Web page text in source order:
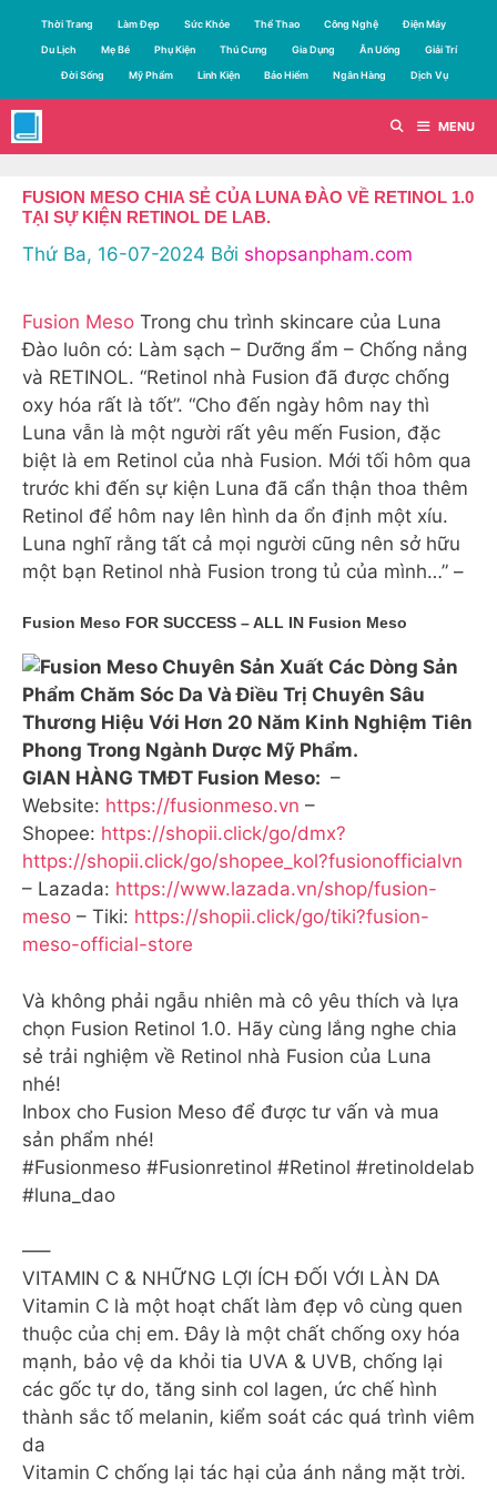
dung
Thời Trang Làm Đẹp Sức Khỏe Thể Thao Công Nghệ Điện Máy
Du Lịch Mẹ Bé Phụ Kiện Thú Cưng Gia Dụng Ăn Uống Giải Trí
Đời Sống Mỹ Phẩm Linh Kiện Bảo Hiểm Ngân Hàng Dịch Vụ
MENU
FUSION MESO CHIA SẺ CỦA LUNA ĐÀO VỀ RETINOL 1.0
TẠI SỰ KIỆN RETINOL DE LAB.
Thứ Ba, 16-07-2024 Bởi shopsanpham.com
Fusion Meso Trong chu trình skincare của Luna
Đào luôn có: Làm sạch – Dưỡng ẩm – Chống nắng
và RETINOL. “Retinol nhà Fusion đã được chống
oxy hóa rất là tốt”. “Cho đến ngày hôm nay thì
Luna vẫn là một người rất yêu mến Fusion, đặc
biệt là em Retinol của nhà Fusion. Mới tối hôm qua
trước khi đến sự kiện Luna đã cẩn thận thoa thêm
Retinol để hôm nay lên hình da ổn định một xíu.
Luna nghĩ rằng tất cả mọi người cũng nên sở hữu
một bạn Retinol nhà Fusion trong tủ của mình…” –
Fusion Meso FOR SUCCESS – ALL IN Fusion Meso
GIAN HÀNG TMĐT Fusion Meso: –
Website: https://fusionmeso.vn –
Shopee: https://shopii.click/go/dmx?
https://shopii.click/go/shopee_kol?fusionofficialvn
– Lazada: https://www.lazada.vn/shop/fusion-
meso – Tiki: https://shopii.click/go/tiki?fusion-
meso-official-store
Và không phải ngẫu nhiên mà cô yêu thích và lựa
chọn Fusion Retinol 1.0. Hãy cùng lắng nghe chia
sẻ trải nghiệm về Retinol nhà Fusion của Luna
nhé!
Inbox cho Fusion Meso để được tư vấn và mua
sản phẩm nhé!
#Fusionmeso #Fusionretinol #Retinol #retinoldelab
#luna_dao
—–
VITAMIN C & NHỮNG LỢI ÍCH ĐỐI VỚI LÀN DA
Vitamin C là một hoạt chất làm đẹp vô cùng quen
thuộc của chị em. Đây là một chất chống oxy hóa
mạnh, bảo vệ da khỏi tia UVA & UVB, chống lại
các gốc tự do, tăng sinh col lagen, ức chế hình
thành sắc tố melanin, kiểm soát các quá trình viêm
da
Vitamin C chống lại tác hại của ánh nắng mặt trời.